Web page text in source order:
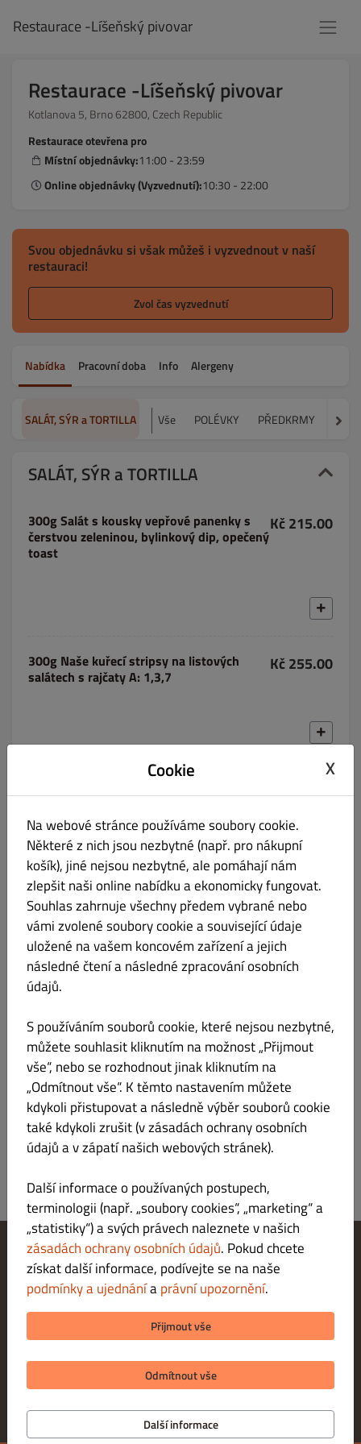
Restaurace -Líšeňský pivovar
Restaurace -Líšeňský pivovar
Kotlanova 5, Brno 62800, Czech Republic
Restaurace otevřena pro
Místní objednávky:11:00 - 23:59
Online objednávky (Vyzvednutí):10:30 - 22:00
Svou objednávku si však můžeš i vyzvednout v naší
restauraci!
Zvol čas vyzvednutí
Nabídka Pracovní doba Info Alergeny
SALÁT, SÝR a TORTILLA Vše POLÉVKY PŘEDKRMY
SALÁT, SÝR a TORTILLA
300g Salát s kousky vepřové panenky s
čerstvou zeleninou, bylinkový dip, opečený
toast
Kč 215.00
300g Naše kuřecí stripsy na listových
salátech s rajčaty A: 1,3,7
Kč 255.00
přelitý pikantní medovou omáčkou na
trhaných salátech, opečený toast
120g Smažený sýr Gouda, (nebo
Hermelín), domácí tatarka
Kč 195.00
200g Tortilla plněná kuřecím (nebo
vepřovým) masem a zeleninou, čes. dip
Kč 255.00
Změnit nastavení souborů cookie
Kontaktuj nás
Zásady ochrany osobních údajů
Podmínky a ujednání
Právní upozornění
METODY PLATBY PŘI VYZVEDNUTÍ
Cookie X
Na webové stránce používáme soubory cookie.
Některé z nich jsou nezbytné (např. pro nákupní
košík), jiné nejsou nezbytné, ale pomáhají nám
zlepšit naši online nabídku a ekonomicky fungovat.
Souhlas zahrnuje všechny předem vybrané nebo
vámi zvolené soubory cookie a související údaje
uložené na vašem koncovém zařízení a jejich
následné čtení a následné zpracování osobních
údajů.
S používáním souborů cookie, které nejsou nezbytné,
můžete souhlasit kliknutím na možnost „Přijmout
vše“, nebo se rozhodnout jinak kliknutím na
„Odmítnout vše“. K těmto nastavením můžete
kdykoli přistupovat a následně výběr souborů cookie
také kdykoli zrušit (v zásadách ochrany osobních
údajů a v zápatí našich webových stránek).
Další informace o používaných postupech,
terminologii (např. „soubory cookies“, „marketing“ a
„statistiky“) a svých právech naleznete v našich
zásadách ochrany osobních údajů. Pokud chcete
získat další informace, podívejte se na naše
podmínky a ujednáníaprávní upozornění.
Přijmout vše
Odmítnout vše
Další informace